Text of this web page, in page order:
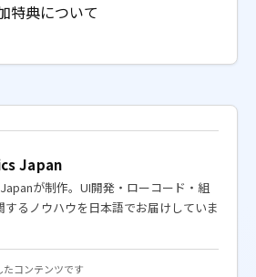
特典について
Japan
が制作。UI開発・ローコード・組
するノウハウを日本語でお届けしていま
コンテンツです